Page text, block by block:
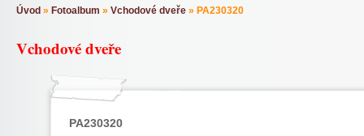
Úvod » Fotoalbum » Vchodové dveře » PA230320
Vchodové dveře
PA230320